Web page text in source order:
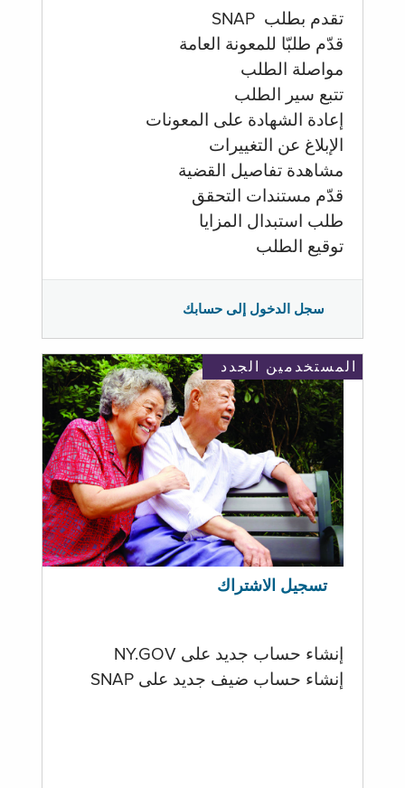
تقدم بطلب SNAP
قدّم طلبّا للمعونة العامة
مواصلة الطلب
تتبع سير الطلب
إعادة الشهادة على المعونات
الإبلاغ عن التغييرات
مشاهدة تفاصيل القضية
قدّم مستندات التحقق
طلب استبدال المزايا
توقيع الطلب
سجل الدخول إلى حسابك
المستخدمين الجدد
تسجيل الاشتراك
إنشاء حساب جديد على NY.GOV
إنشاء حساب ضيف جديد على SNAP